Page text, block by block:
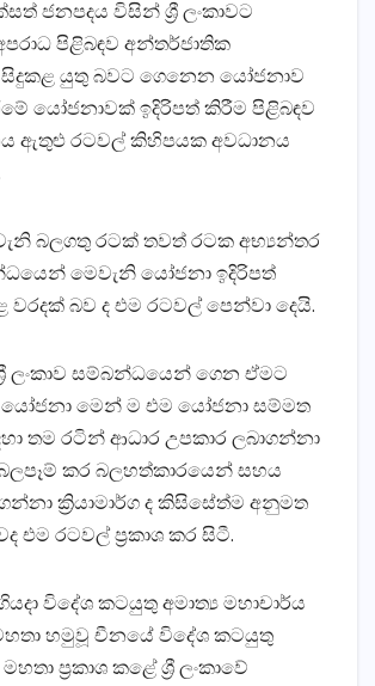
ජනපදය විසින් ශ්‍රී ලංකාවට
පිළිබඳව අන්තර්ජාතික
යුතු බවට ගෙනෙන යෝජනාව
යෝජනාවක් ඉදිරිපත් කිරීම පිළිබඳව
ඇතුළු රටවල් කිහිපයක අවධානය
බලගතු රටක් තවත් රටක අභ්‍යන්තර
මෙවැනි යෝජනා ඉදිරිපත්
වරදක් බව ද එම රටවල් පෙන්වා දෙයි.
ලංකාව සම්බන්ධයෙන් ගෙන ඒමට
මෙන් ම එම යෝජනා සම්මත
තම රටින් ආධාර උපකාර ලබාගන්නා
කර බලහත්කාරයෙන් සහය
ක්‍රියාමාර්ග ද කිසිසේත්ම අනුමත
එම රටවල් ප්‍රකාශ කර සිටී.
විදේශ කටයුතු අමාත්‍ය මහාචාර්ය
හමුවූ චීනයේ විදේශ කටයුතු
මහතා ප්‍රකාශ කළේ ශ්‍රී ලංකාවේ